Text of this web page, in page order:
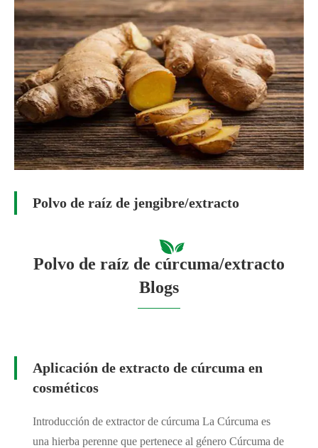
Polvo de raíz de jengibre/extracto
Polvo de raíz de cúrcuma/extracto
Blogs
Aplicación de extracto de cúrcuma en
cosméticos
Introducción de extractor de cúrcuma La Cúrcuma es
una hierba perenne que pertenece al género Cúrcuma de